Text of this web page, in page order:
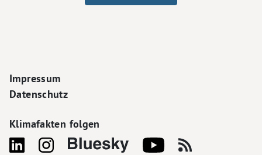
Footer Navigation
Impressum
Datenschutz
Klimafakten folgen